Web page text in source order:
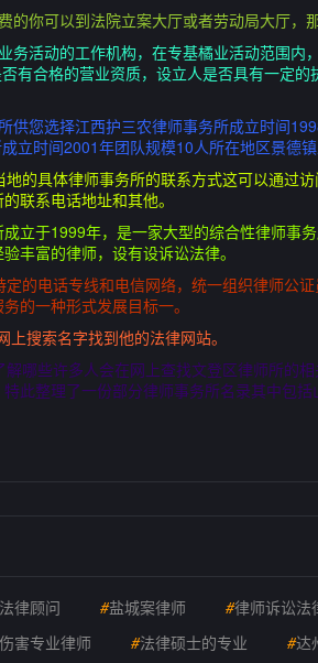
你可以到法院立案大厅或者劳动局大厅，
务活动的工作机构，在专基橘业活动范围
有合格的营业资质，设立人是否具有一定
供您选择江西护三农律师事务所成立时间
立时间2001年团队规模10人所在地区景德
的具体律师事务所的联系方式这可以通过
联系电话地址和其他。
立于1999年，是一家大型的综合性律师事
丰富的律师，设有设诉讼法律。
的电话专线和电信网络，统一组织律师公
的一种形式发展目标一。
搜索名字找到他的法律网站。
哪些许多人会在网上查找文登区律师所的
此整理了一份部分律师事务所名录其中包
律顾问 #盐城案律师 #律师诉讼法
害专业律师 #法律硕士的专业 #达